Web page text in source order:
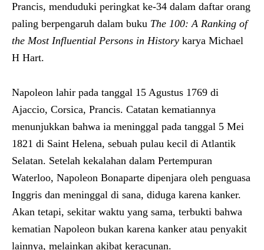
Prancis, menduduki peringkat ke-34 dalam daftar orang
paling berpengaruh dalam buku The 100: A Ranking of
the Most Influential Persons in History karya Michael
H Hart.
Napoleon lahir pada tanggal 15 Agustus 1769 di
Ajaccio, Corsica, Prancis. Catatan kematiannya
menunjukkan bahwa ia meninggal pada tanggal 5 Mei
1821 di Saint Helena, sebuah pulau kecil di Atlantik
Selatan. Setelah kekalahan dalam Pertempuran
Waterloo, Napoleon Bonaparte dipenjara oleh penguasa
Inggris dan meninggal di sana, diduga karena kanker.
Akan tetapi, sekitar waktu yang sama, terbukti bahwa
kematian Napoleon bukan karena kanker atau penyakit
lainnya, melainkan akibat keracunan.